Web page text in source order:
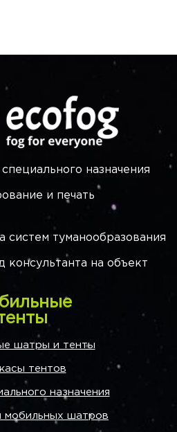
назначения
и печать
систем туманообразования
консультанта на объект
шатры и тенты
тентов
назначения
мобильных шатров